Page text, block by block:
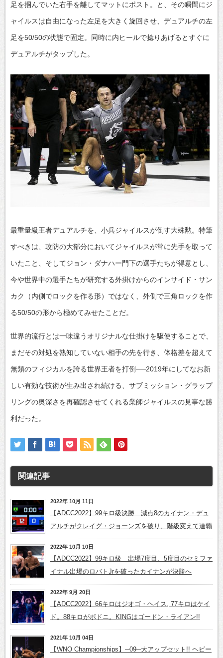
足を掴んでいた右手を離してマットにポスト。と、その瞬間にジ
ャイルスは自由になった左足を大きく旋回させ、デュアルチの左
足を50/50の状態で固定。同時に内ヒールで捻りあげるとすぐに
デュアルチがタップした。
最重量級王者デュアルチを、小兵ジャイルスが倒す大殊勲。特筆
すべきは、攻防の大部分においてジャイルスが常に先手を取って
いたこと、そしてジョン・ダナハー門下の選手たちが得意とし、
今や世界中の選手たちが研究する外掛けからのインサイド・サン
カク（内側でロックを作る形）ではなく、外側で三角ロックを作
る50/50の形から極めてみせたことだ。
世界的流行とは一味違うオリジナルな仕掛けを駆使することで、
まだその対処を熟知していない相手の先を行き、体格差を超えて
無類のフィジカルを誇る世界王者を打倒──2019年にしてなお新
しい有効な技術が生み出され続ける、サブミッション・グラップ
リングの奥深さを再確認させてくれる業師ジャイルスの見事な勝
利だった。
関連記事
2022年 10月 11日
【ADCC2022】99キロ級決勝 減点8のカイナン・デュ
アルチがクレイグ・ジョーンズを破り、階級変えて連覇
2022年 10月 10日
【ADCC2022】99キロ級 出場7度目、5度目のセミファ
イナル出場のロバトJrを破ったカイナンが決勝へ
2022年 9月 20日
【ADCC2022】66キロはジオゴ・ヘイス, 77キロはケイ
ド。88キロがボドニ。KINGはゴードン・ライアン!!
2021年 10月 04日
【WNO Championships】─09─大アップセット!! ヘビー